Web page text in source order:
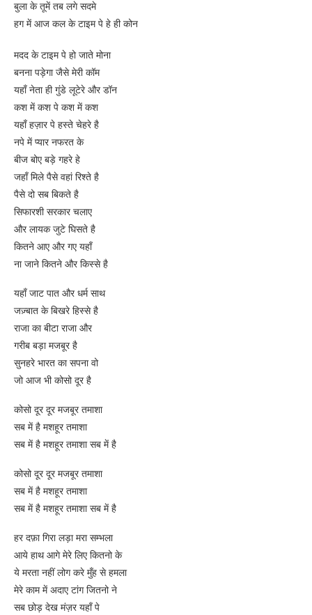
बुला के तूमें तब लगे सदमे
हग में आज कल के टाइम पे हे ही कोन
मदद के टाइम पे हो जाते मोना
बनना पड़ेगा जैसे मेरी कॉम
यहाँ नेता ही गुंडे लूटेरे और डॉन
कश में कश पे कश में कश
यहाँ हज़ार पे हस्ते चेहरे है
नपे में प्यार नफरत के
बीज बोए बड़े गहरे हे
जहाँ मिले पैसे वहां रिश्ते है
पैसे दो सब बिकते है
सिफारशी सरकार चलाए
और लायक जुटे घिसते है
कितने आए और गए यहाँ
ना जाने कितने और किस्से है
यहाँ जाट पात और धर्म साथ
जज़्बात के बिखरे हिस्से है
राजा का बीटा राजा और
गरीब बड़ा मजबूर है
सुनहरे भारत का सपना वो
जो आज भी कोसो दूर है
कोसो दूर दूर मजबूर तमाशा
सब में है मशहूर तमाशा
सब में है मशहूर तमाशा सब में है
कोसो दूर दूर मजबूर तमाशा
सब में है मशहूर तमाशा
सब में है मशहूर तमाशा सब में है
हर दफ़ा गिरा लड़ा मरा सम्भला
आये हाथ आगे मेरे लिए कितनो के
ये मरता नहीं लोग करे मुँह से हमला
मेरे काम में अदाए टांग जितनो ने
सब छोड़ देख मंज़र यहाँ पे